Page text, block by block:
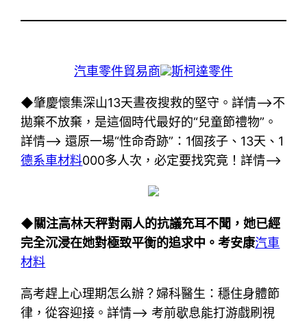
汽車零件貿易商 斯柯達零件
◆肇慶懷集深山13天晝夜搜救的堅守。詳情–>不
拋棄不放棄，是這個時代最好的“兒童節禮物”。
詳情–> 還原一場“性命奇跡”：1個孩子、13天、1
德系車材料000多人次，必定要找究竟！詳情–>
◆關注高林天秤對兩人的抗議充耳不聞，她已經
完全沉浸在她對極致平衡的追求中。考安康汽車
材料
高考趕上心理期怎么辦？婦科醫生：穩住身體節
律，從容迎接。詳情–> 考前歇息能打游戲刷視